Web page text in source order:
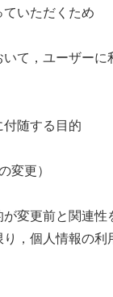
いただくため
て，ユーザーに
付随する目的
変更）
が変更前と関連性
，個人情報の利